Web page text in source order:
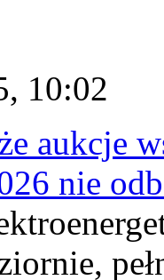
10:02
aukcje
nie